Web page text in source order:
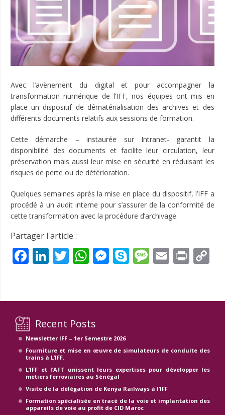
Avec l’avènement du digital et pour accompagner la
transformation numérique de l’IFF, nos équipes ont mis en
place un dispositif de dématérialisation des archives et des
différents documents relatifs aux sessions de formation.
Cette démarche – instaurée sur Intranet- garantit la
disponibilité des documents et facilite leur circulation, leur
préservation mais aussi leur mise en sécurité en réduisant les
risques de perte ou de détérioration.
Quelques semaines après la mise en place du dispositif, l’IFF a
procédé à un audit interne pour s’assurer de la conformité de
cette transformation avec la procédure d’archivage.
Partager l'article :
Facebook
LinkedIn
Twitter
WhatsApp
Messenger
SkypeMessage
EmailPrint
Recent Posts
Newsletter IFF – 1er Semestre 2026
Fourniture et mise en œuvre de simulateurs de conduite des
trains à L’IFF.
L’IFF et l’AFT unissent leurs expertises pour développer les
métiers ferroviaires au Sénégal
Visite de la délégation de Kenya Railways à l’IFF
Formation spécialisée en tracé de la voie et implantation des
appareils de voie au profit de CID Maroc